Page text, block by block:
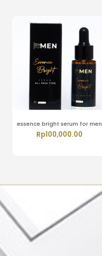
essence bright serum for men
Rp100,000.00